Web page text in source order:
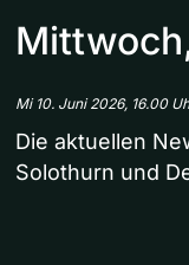
Mi 10. Juni 2026, 16.00
Die aktuellen
Solothurn und